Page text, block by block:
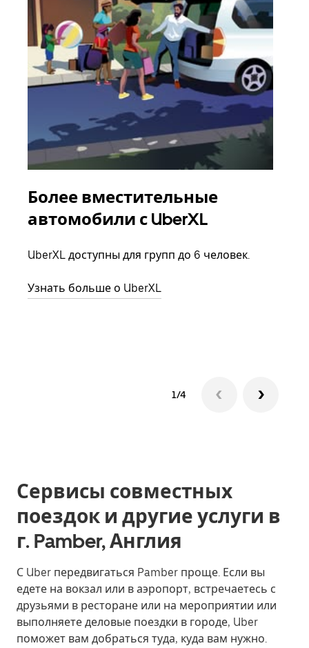
Более вместительные
автомобили с UberXL
UberXL доступны для групп до 6 человек.
Узнать больше о UberXL
1/4
Сервисы совместных
поездок и другие услуги в
г. Pamber, Англия
С Uber передвигаться Pamber проще. Если вы
едете на вокзал или в аэропорт, встречаетесь с
друзьями в ресторане или на мероприятии или
выполняете деловые поездки в городе, Uber
поможет вам добраться туда, куда вам нужно.